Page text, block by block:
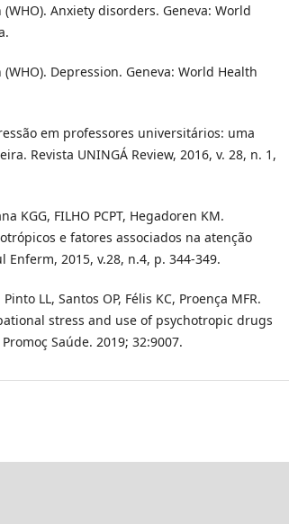
Anxiety disorders. Geneva: World
Depression. Geneva: World Health
em professores universitários: uma
Revista UNINGÁ Review, 2016, v. 28, n. 1,
KGG, FILHO PCPT, Hegadoren KM.
e fatores associados na atenção
Enferm, 2015, v.28, n.4, p. 344-349.
LL, Santos OP, Félis KC, Proença MFR.
stress and use of psychotropic drugs
Saúde. 2019; 32:9007.